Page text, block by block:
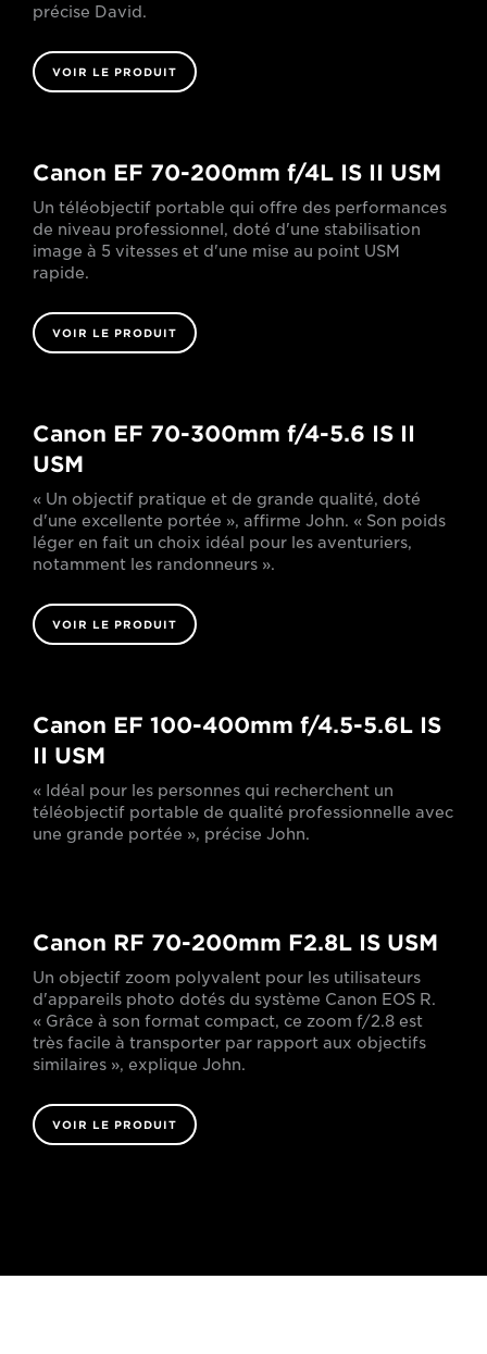
précise David.
VOIR LE PRODUIT
Canon EF 70-200mm f/4L IS II USM
Un téléobjectif portable qui offre des performances
de niveau professionnel, doté d'une stabilisation
image à 5 vitesses et d'une mise au point USM
rapide.
VOIR LE PRODUIT
Canon EF 70-300mm f/4-5.6 IS II
USM
« Un objectif pratique et de grande qualité, doté
d'une excellente portée », affirme John. « Son poids
léger en fait un choix idéal pour les aventuriers,
notamment les randonneurs ».
VOIR LE PRODUIT
Canon EF 100-400mm f/4.5-5.6L IS
II USM
« Idéal pour les personnes qui recherchent un
téléobjectif portable de qualité professionnelle avec
une grande portée », précise John.
Canon RF 70-200mm F2.8L IS USM
Un objectif zoom polyvalent pour les utilisateurs
d'appareils photo dotés du système Canon EOS R.
« Grâce à son format compact, ce zoom f/2.8 est
très facile à transporter par rapport aux objectifs
similaires », explique John.
VOIR LE PRODUIT